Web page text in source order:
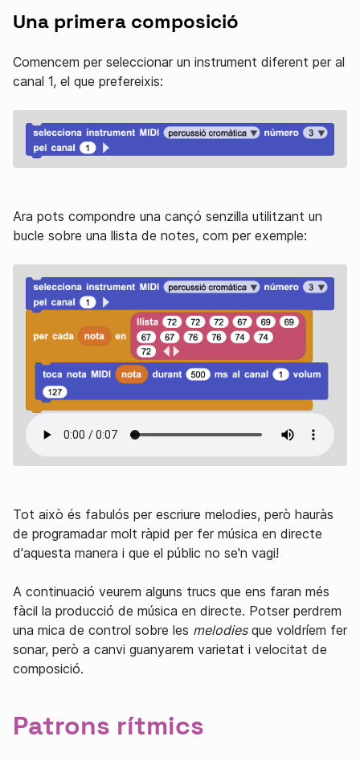
Una primera composició
Comencem per seleccionar un instrument diferent per al
canal 1, el que prefereixis:
Ara pots compondre una cançó senzilla utilitzant un
bucle sobre una llista de notes, com per exemple:
Tot això és fabulós per escriure melodies, però hauràs
de programadar molt ràpid per fer música en directe
d'aquesta manera i que el públic no se'n vagi!
A continuació veurem alguns trucs que ens faran més
fàcil la producció de música en directe. Potser perdrem
una mica de control sobre les melodiesque voldríem fer
sonar, però a canvi guanyarem varietat i velocitat de
composició.
Patrons rítmics